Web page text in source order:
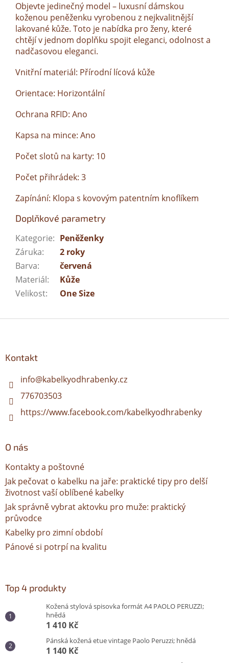
Objevte jedinečný model – luxusní dámskou
koženou peněženku vyrobenou z nejkvalitnější
lakované kůže. Toto je nabídka pro ženy, které
chtějí v jednom doplňku spojit eleganci, odolnost a
nadčasovou eleganci.
Vnitřní materiál: Přírodní lícová kůže
Orientace: Horizontální
Ochrana RFID: Ano
Kapsa na mince: Ano
Počet slotů na karty: 10
Počet přihrádek: 3
Zapínání: Klopa s kovovým patentním knoflíkem
Doplňkové parametry
Kategorie: Peněženky
Záruka:
2 roky
Barva:
červená
Materiál:
Kůže
Velikost: One Size
Kontakt
info@kabelkyodhrabenky.cz
776703503
https://www.facebook.com/kabelkyodhrabenky
O nás
Kontakty a poštovné
Jak pečovat o kabelku na jaře: praktické tipy pro delší
životnost vaší oblíbené kabelky
Jak správně vybrat aktovku pro muže: praktický
průvodce
Kabelky pro zimní období
Pánové si potrpí na kvalitu
Top 4 produkty
Kožená stylová spisovka formát A4 PAOLO PERUZZI;
hnědá
1 410 Kč
Pánská kožená etue vintage Paolo Peruzzi; hnědá
1 140 Kč